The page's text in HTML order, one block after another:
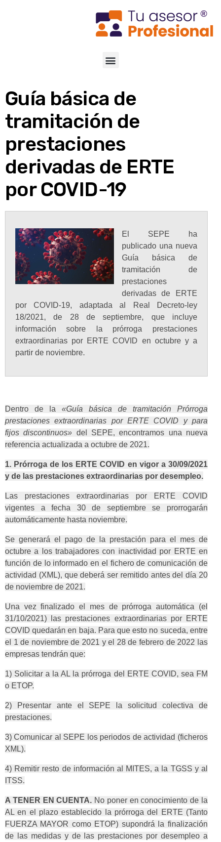
Guía básica de
tramitación de
prestaciones
derivadas de ERTE
por COVID-19
El SEPE ha
publicado una nueva
Guía básica de
tramitación de
prestaciones
derivadas de ERTE
por COVID-19, adaptada al Real Decreto-ley
18/2021, de 28 de septiembre, que incluye
información sobre la prórroga prestaciones
extraordinarias por ERTE COVID en octubre y a
partir de noviembre.
Dentro de la «Guía básica de tramitación Prórroga
prestaciones extraordinarias por ERTE COVID y para
fijos discontinuos» del SEPE, encontramos una nueva
referencia actualizada a octubre de 2021.
1. Prórroga de los ERTE COVID en vigor a 30/09/2021
y de las prestaciones extraordinarias por desempleo.
Las prestaciones extraordinarias por ERTE COVID
vigentes a fecha 30 de septiembre se prorrogarán
automáticamente hasta noviembre.
Se generará el pago de la prestación para el mes de
octubre a los trabajadores con inactividad por ERTE en
función de lo informado en el fichero de comunicación de
actividad (XML), que deberá ser remitido antes del día 20
de noviembre de 2021.
Una vez finalizado el mes de prórroga automática (el
31/10/2021) las prestaciones extraordinarias por ERTE
COVID quedarán en baja. Para que esto no suceda, entre
el 1 de noviembre de 2021 y el 28 de febrero de 2022 las
empresas tendrán que:
1) Solicitar a la AL la prórroga del ERTE COVID, sea FM
o ETOP.
2) Presentar ante el SEPE la solicitud colectiva de
prestaciones.
3) Comunicar al SEPE los periodos de actividad (ficheros
XML).
4) Remitir resto de información al MITES, a la TGSS y al
ITSS.
A TENER EN CUENTA. No poner en conocimiento de la
AL en el plazo establecido la prórroga del ERTE (Tanto
FUERZA MAYOR como ETOP) supondrá la finalización
de las medidas y de las prestaciones por desempleo a